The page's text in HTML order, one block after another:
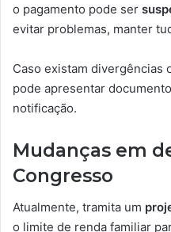
o pagamento pode ser
evitar problemas, manter
Caso existam divergências
pode apresentar
notificação.
Mudanças em
Congresso
Atualmente, tramita um
o limite de renda familiar